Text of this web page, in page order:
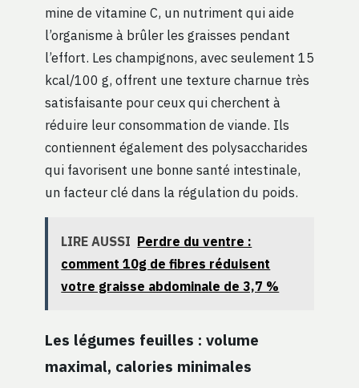
mine de vitamine C, un nutriment qui aide
l’organisme à brûler les graisses pendant
l’effort. Les champignons, avec seulement 15
kcal/100 g, offrent une texture charnue très
satisfaisante pour ceux qui cherchent à
réduire leur consommation de viande. Ils
contiennent également des polysaccharides
qui favorisent une bonne santé intestinale,
un facteur clé dans la régulation du poids.
LIRE AUSSI Perdre du ventre :
comment 10g de fibres réduisent
votre graisse abdominale de 3,7 %
Les légumes feuilles : volume
maximal, calories minimales